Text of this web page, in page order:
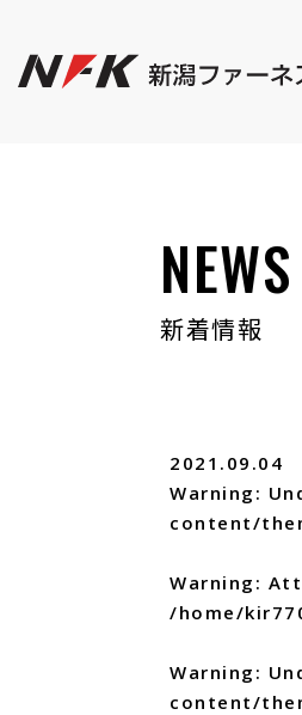
NEWS
新着情報
2021.09.04
Warning :
content/
Warning :
/home/
Warning :
content/